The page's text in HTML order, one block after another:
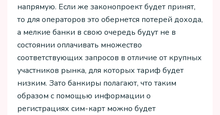
напрямую. Если же законопроект будет принят,
то для операторов это обернется потерей дохода,
а мелкие банки в свою очередь будут не в
состоянии оплачивать множество
соответствующих запросов в отличие от крупных
участников рынка, для которых тариф будет
низким. Зато банкиры полагают, что таким
образом с помощью информации о
регистрациях сим-карт можно будет